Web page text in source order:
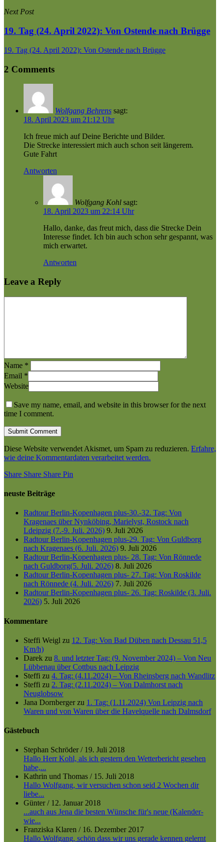
Next Post
19. Tag (24. April 2022): Von Ostende nach Brügge
19. Tag (24. April 2022): Von Ostende nach Brügge
2 Comments
Wolfgang Behrens sagt:
18. April 2023 um 21:12 Uhr
Ich freue mich auf Deine Berichte und Bilder.
Die Strecke interessiert mich auch schon seit längerem.
Gute Fahrt
Antworten
Wolfgang Kohl sagt:
18. April 2023 um 22:14 Uhr
Hallo, danke, das freut mich, dass die Strecke Dein
Interesse findet. Ich bin auch schon sehr gespannt, was
mich erwartet.
Antworten
Leave a Reply
Name *
Email *
Website
Save my name, email, and website in this browser for the next
time I comment.
Diese Website verwendet Akismet, um Spam zu reduzieren. Erfahre,
wie deine Kommentardaten verarbeitet werden.
Share
Share Share Share Pin
neuste Beiträge
Radtour Berlin-Kopenhagen plus-30.-32. Tag: Von
Kragenaes über Nynköbing, Marielyst, Rostock nach
Ldeipzig (7.-9. Juli. 2026) 9. Juli 2026
Radtour Berlin-Kopenhagen plus-29. Tag: Von Guldborg
nach Kragenaes (6. Juli. 2026) 9. Juli 2026
Radtour Berlin-Kopenhagen plus- 28. Tag: Von Rönnede
nach Guldborg(5. Juli. 2026) 8. Juli 2026
Radtour Berlin-Kopenhagen plus- 27. Tag: Von Roskilde
nach Rönnede (4. Juli. 2026) 7. Juli 2026
Radtour Berlin-Kopenhagen plus- 26. Tag: Roskilde (3. Juli.
2026) 5. Juli 2026
Kommentare
Steffi Weigl zu 12. Tag: Von Bad Düben nach Dessau 51,5
Km/h)
Darek zu 8. und letzter Tag: (9. November 2024) – Von Neu
Lübbenau über Cottbus nach Leipzig
Steffi zu 4. Tag: (4.11.2024) – Von Rheinsberg nach Wandlitz
Steffi zu 2. Tag: (2.11.2024) – Von Dalmhorst nach
Neuglobsow
Jana Dornbergerzu 1. Tag: (1.11.2024) Von Leipzig nach
Waren und von Waren über die Havelquelle nach Dalmsdorf
Gästebuch
Stephan Schröder/ 19. Juli 2018
Hallo Herr Kohl, als ich gestern den Wetterbericht gesehen
habe,...
Kathrin und Thomas / 15. Juli 2018
Hallo Wolfgang, wir versuchen schon seid 2 Wochen dir
liebe...
Günter/ 12. Januar 2018
...auch aus Jena die besten Wünsche für's neue (Kalender-
wie...
Franziska Klaren / 16. Dezember 2017
Hallo Wolfgang, schön dass wir uns gerade kennen gelernt